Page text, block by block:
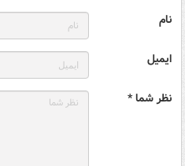
نام
ایمیل
نظر شما *